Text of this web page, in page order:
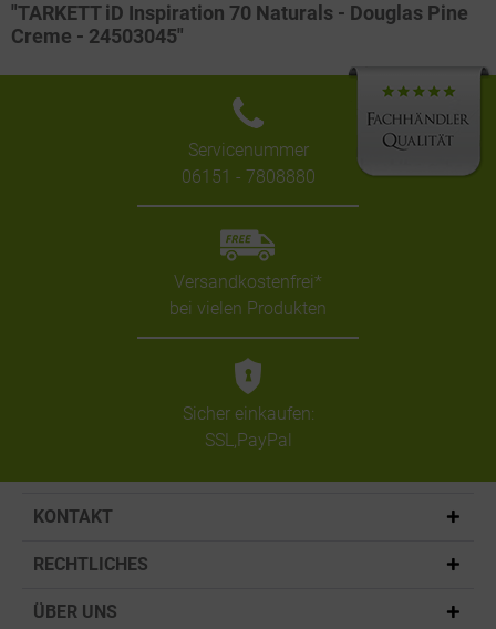
"TARKETT iD Inspiration 70 Naturals - Douglas Pine
Creme - 24503045"
Servicenummer
06151 - 7808880
Versandkostenfrei*
bei vielen Produkten
Sicher einkaufen:
SSL,PayPal
KONTAKT
RECHTLICHES
ÜBER UNS